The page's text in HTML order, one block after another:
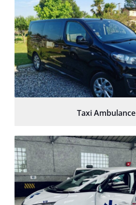
Taxi Ambulance